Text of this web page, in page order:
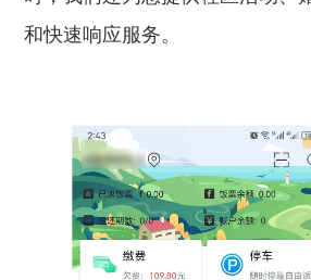
和快速响应服务。